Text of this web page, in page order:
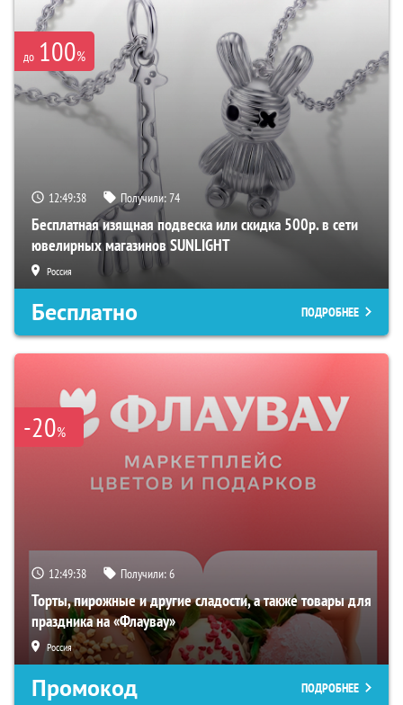
до 100%
12:49:37 Получили:74
Бесплатная изящная подвеска или скидка 500р. в сети
ювелирных магазинов SUNLIGHT
Россия
Бесплатно ПОДРОБНЕЕ
-20%
12:49:37 Получили:6
Торты, пирожные и другие сладости, а также товары для
праздника на «Флаувау»
Россия
Промокод ПОДРОБНЕЕ